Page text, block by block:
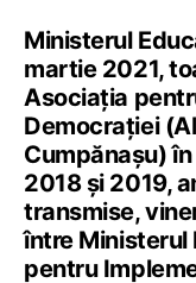
Ministerul
martie 2021,
Asociația
Democrației
Cumpănașu)
2018 și 2019,
transmise,
între Ministerul
pentru